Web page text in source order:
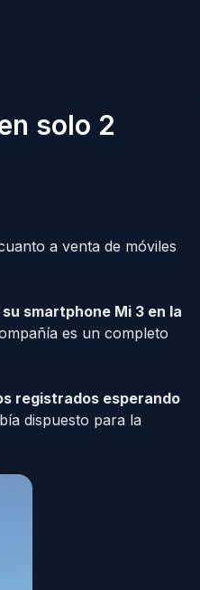
solo 2
a venta de móviles
smartphone Mi 3 en la
es un completo
registrados esperando
dispuesto para la